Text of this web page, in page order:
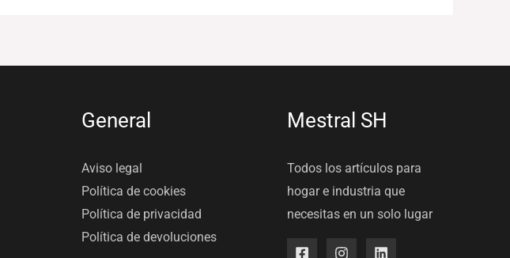
General
Aviso legal
Política de cookies
Política de privacidad
Política de devoluciones
Mestral SH
Todos los artículos para
hogar e industria que
necesitas en un solo lugar